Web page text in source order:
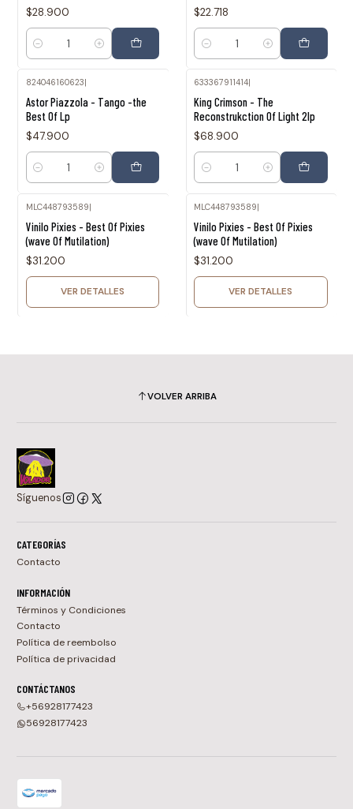
$28.900
Cantidad
$22.718
Cantidad
824046160623
Astor Piazzola - Tango -the
Best Of Lp
$47.900
Cantidad
633367911414
King Crimson - The
Reconstrukction Of Light 2lp
$68.900
Cantidad
MLC448793589|
Vinilo Pixies - Best Of Pixies
(wave Of Mutilation)
$31.200
VER DETALLES
MLC448793589|
Vinilo Pixies - Best Of Pixies
(wave Of Mutilation)
$31.200
VER DETALLES
VOLVER ARRIBA
Síguenos
CATEGORÍAS
Contacto
INFORMACIÓN
Términos y Condiciones
Contacto
Política de reembolso
Política de privacidad
CONTÁCTANOS
+56928177423
56928177423